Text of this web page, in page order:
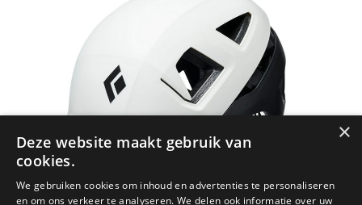
×
Deze website maakt gebruik van
cookies.
We gebruiken cookies om inhoud en advertenties te personaliseren
en om ons verkeer te analyseren. We delen ook informatie over uw